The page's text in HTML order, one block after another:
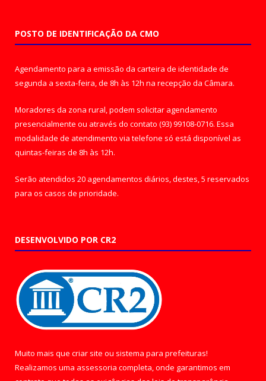
POSTO DE IDENTIFICAÇÃO DA CMO
Agendamento para a emissão da carteira de identidade de
segunda a sexta-feira, de 8h às 12h na recepção da Câmara.
Moradores da zona rural, podem solicitar agendamento
presencialmente ou através do contato (93) 99108-0716. Essa
modalidade de atendimento via telefone só está disponível as
quintas-feiras de 8h às 12h.
Serão atendidos 20 agendamentos diários, destes, 5 reservados
para os casos de prioridade.
DESENVOLVIDO POR CR2
Muito mais que criar site ou sistema para prefeituras!
Realizamos uma assessoria completa, onde garantimos em